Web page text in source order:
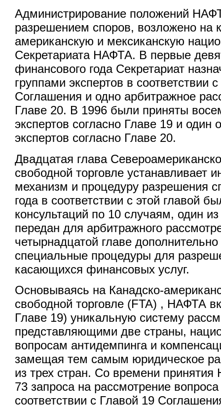
Администрирование положений
разрешением споров, возложено на
американскую и мексиканскую
Секретариата НАФТА. В первые
финансового года Секретариат
группами экспертов в соответствии
Соглашения и одно арбитражное
Главе 20. В 1996 были приняты
экспертов согласно Главе 19 и один
экспертов согласно Главе 20.
Двадцатая глава
свободной торговле устанавливает
механизм и процедуру разрешения
года в соответствии с этой главой
консультаций по 10 случаям, один
передан для арбитражного
четырнадцатой главе
специальные процедуры для
касающихся финансовых услуг.
Основываясь на Канадско-
свободной торговле (FTA) , НАФТА
Главе 19) уникальную систему
представляющими две страны,
вопросам антидемпинга и
замещая тем самым юридическое
из трех стран. Со времени
73 запроса на рассмотрение
соответствии с Главой 19